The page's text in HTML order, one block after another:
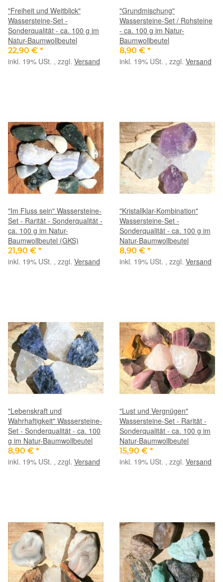
"Freiheit und Weitblick"
Wassersteine-Set -
Sonderqualität - ca. 100 g im
Natur-Baumwollbeutel
22,90 € *
inkl. 19% USt. , zzgl. Versand
"Grundmischung"
Wassersteine-Set / Rohsteine
- ca. 100 g im Natur-
Baumwollbeutel
8,90 € *
inkl. 19% USt. , zzgl. Versand
"Im Fluss sein" Wassersteine-
Set - Rarität - Sonderqualität -
ca. 100 g im Natur-
Baumwollbeutel (GKS)
21,90 € *
inkl. 19% USt. , zzgl. Versand
"Kristallklar-Kombination"
Wassersteine-Set -
Sonderqualität - ca. 100 g im
Natur-Baumwollbeutel
8,90 € *
inkl. 19% USt. , zzgl. Versand
"Lebenskraft und
Wahrhaftigkeit" Wassersteine-
Set - Sonderqualität - ca. 100
g im Natur-Baumwollbeutel
8,90 € *
inkl. 19% USt. , zzgl. Versand
"Lust und Vergnügen"
Wassersteine-Set - Rarität -
Sonderqualität - ca. 100 g im
Natur-Baumwollbeutel
15,90 € *
inkl. 19% USt. , zzgl. Versand